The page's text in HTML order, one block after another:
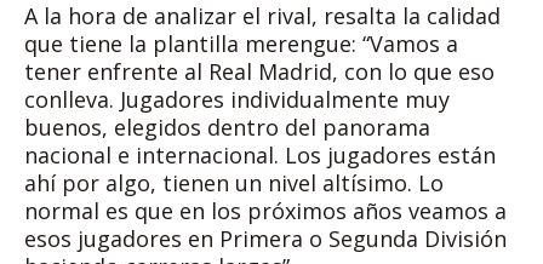
A la hora de analizar el rival, resalta la calidad
que tiene la plantilla merengue: “Vamos a
tener enfrente al Real Madrid, con lo que eso
conlleva. Jugadores individualmente muy
buenos, elegidos dentro del panorama
nacional e internacional. Los jugadores están
ahí por algo, tienen un nivel altísimo. Lo
normal es que en los próximos años veamos a
esos jugadores en Primera o Segunda División